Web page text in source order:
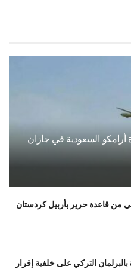
أرامكو السعودية في جازان
من قاعدة حرير بأربيل كردستان
التركي على خلفية إقرار